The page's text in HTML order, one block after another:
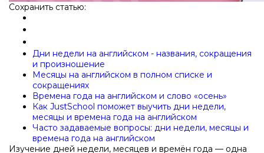
Сохранить статью:
Дни недели на английском - названия, сокращения
и произношение
Месяцы на английском в полном списке и
сокращениях
Времена года на английском и слово «осень»
Как JustSchool поможет выучить дни недели,
месяцы и времена года на английском
Часто задаваемые вопросы: дни недели, месяцы и
времена года на английском
Изучение дней недели, месяцев и времён года — одна